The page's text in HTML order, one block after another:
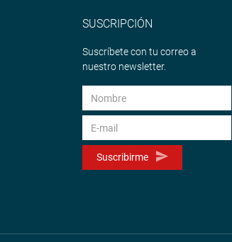
SUSCRIPCIÓN
Suscríbete con tu correo a
nuestro newsletter.
Suscribirme